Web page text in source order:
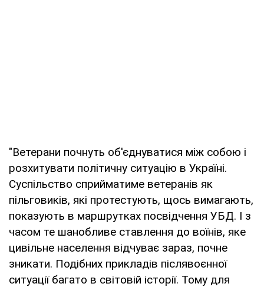
"Ветерани почнуть об'єднуватися між собою і
розхитувати політичну ситуацію в Україні.
Суспільство сприйматиме ветеранів як
пільговиків, які протестують, щось вимагають,
показують в маршрутках посвідчення УБД. І з
часом те шанобливе ставлення до воїнів, яке
цивільне населення відчуває зараз, почне
зникати. Подібних прикладів післявоєнної
ситуації багато в світовій історії. Тому для